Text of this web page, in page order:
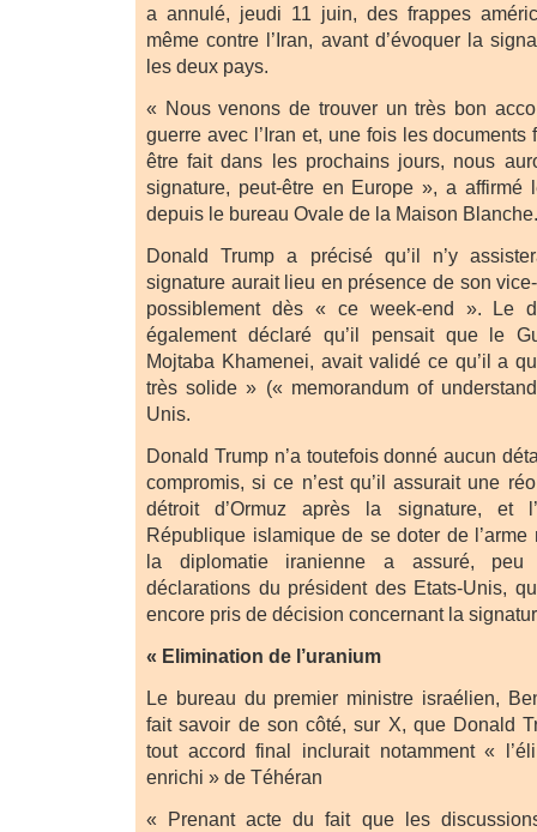
a annulé, jeudi 11 juin, des frappes
même contre l’Iran, avant d’évoquer la
les deux pays.
« Nous venons de trouver un très bon
guerre avec l’Iran et, une fois les
être fait dans les prochains jours, nous
signature, peut-être en Europe », a affirmé
depuis le bureau Ovale de la Maison Blanche.
Donald Trump a précisé qu’il n’y
signature aurait lieu en présence de son
possiblement dès « ce week-end ». Le
également déclaré qu’il pensait que le
Mojtaba Khamenei, avait validé ce qu’il a
très solide » (« memorandum of
Unis.
Donald Trump n’a toutefois donné aucun
compromis, si ce n’est qu’il assurait une
détroit d’Ormuz après la signature, et
République islamique de se doter de l’arme
la diplomatie iranienne a assuré, peu
déclarations du président des Etats-Unis,
encore pris de décision concernant la
« Elimination de l’uranium
Le bureau du premier ministre israélien,
fait savoir de son côté, sur X, que Donald
tout accord final inclurait notamment «
enrichi » de Téhéran
« Prenant acte du fait que les